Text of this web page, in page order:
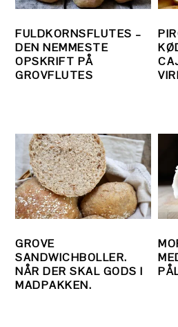
FULDKORNSFLUTES –
DEN NEMMESTE
OPSKRIFT PÅ
GROVFLUTES
GROVE
SANDWICHBOLLER.
NÅR DER SKAL GODS I
MADPAKKEN.